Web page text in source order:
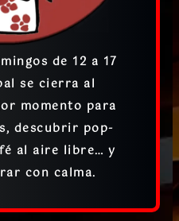
de 12 a 17
se cierra al
momento para
descubrir pop-
al aire libre… y
con calma.